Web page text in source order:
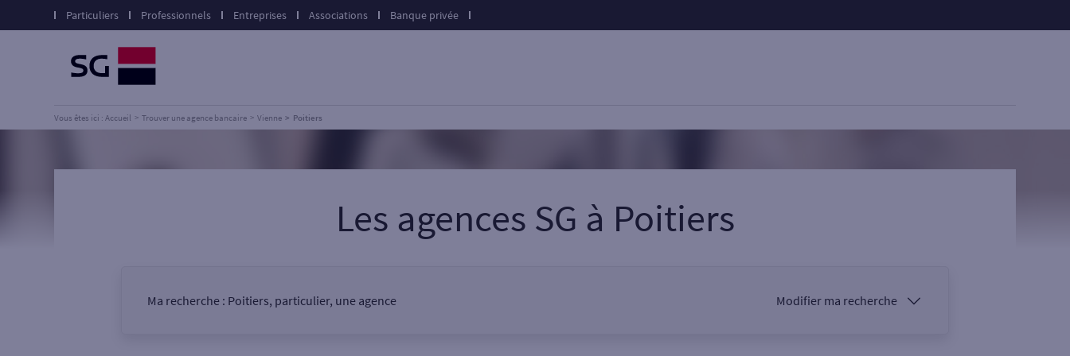
Particuliers Professionnels Entreprises Associations Banque privée
Vous êtes ici : Accueil Trouver une agence bancaire Vienne Poitiers
Les agences SG à Poitiers
Ma recherche : Poitiers, particulier, une agence Modifier ma recherche